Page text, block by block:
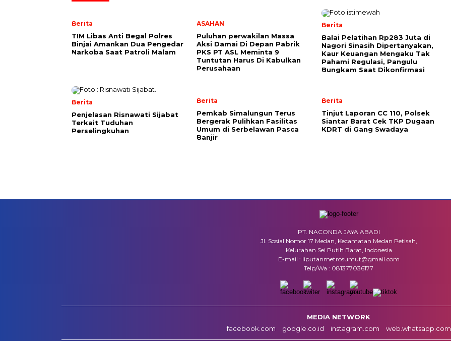
Berita
TIM Libas Anti Begal Polres
Binjai Amankan Dua Pengedar
Narkoba Saat Patroli Malam
ASAHAN
Puluhan perwakilan Massa
Aksi Damai Di Depan Pabrik
PKS PT ASL Meminta 9
Tuntutan Harus Di Kabulkan
Perusahaan
Berita
Balai Pelatihan Rp283 Juta di
Nagori Sinasih Dipertanyakan,
Kaur Keuangan Mengaku Tak
Pahami Regulasi, Pangulu
Bungkam Saat Dikonfirmasi
Berita
Penjelasan Risnawati Sijabat
Terkait Tuduhan
Perselingkuhan
Berita
Pemkab Simalungun Terus
Bergerak Pulihkan Fasilitas
Umum di Serbelawan Pasca
Banjir
Berita
Tinjut Laporan CC 110, Polsek
Siantar Barat Cek TKP Dugaan
KDRT di Gang Swadaya
PT. NACONDA JAYA ABADI
Jl. Sosial Nomor 17 Medan, Kecamatan Medan Petisah,
Kelurahan Sei Putih Barat, Indonesia
E-mail : liputanmetrosumut@gmail.com
Telp/Wa : 081377036177
MEDIA NETWORK
facebook.com
google.co.id instagram.com web.whatsapp.com